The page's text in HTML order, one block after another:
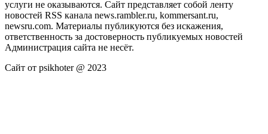
услуги не оказываются. Сайт представляет собой ленту
новостей RSS канала news.rambler.ru, kommersant.ru,
newsru.com. Материалы публикуются без искажения,
ответственность за достоверность публикуемых новостей
Администрация сайта не несёт.
Сайт от psikhoter @ 2023